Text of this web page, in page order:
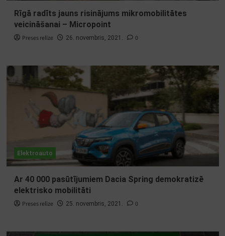
Rīgā radīts jauns risinājums mikromobilitātes
veicināšanai – Micropoint
Preses relīze 26. novembris, 2021. 0
Elektroauto
Ar 40 000 pasūtījumiem Dacia Spring demokratizē
elektrisko mobilitāti
Preses relīze 25. novembris, 2021. 0